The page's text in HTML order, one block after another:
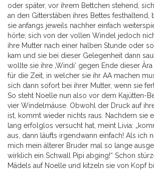
oder später, vor ihrem Bettchen stehend,
an den Gitterstäben ihres Bettes festhaltend,
sie anfangs jeweils nachher einfach
hörte; sich von der vollen Windel jedoch
ihre Mutter nach einer halben Stunde oder
kam und sie bei dieser Gelegenheit dann
wollte sie ihre ‚Windi‘ gegen Ende dieser
für die Zeit, in welcher sie ihr AA machen
sich dann sofort bei ihrer Mutter, wenn sie
So steht Noelle nun also vor dem Kajütten-
vier Windelmäuse. Obwohl der Druck auf
ist, kommt wieder nichts raus. Nachdem sie
lang erfolglos versucht hat, meint Livia:
aus, dann läufts irgendwann einfach! Als ich
mich mein älterer Bruder mal so lange
wirklich ein Schwall Pipi abging!“ Schon
Mädels auf Noelle und kitzeln sie von Kopf